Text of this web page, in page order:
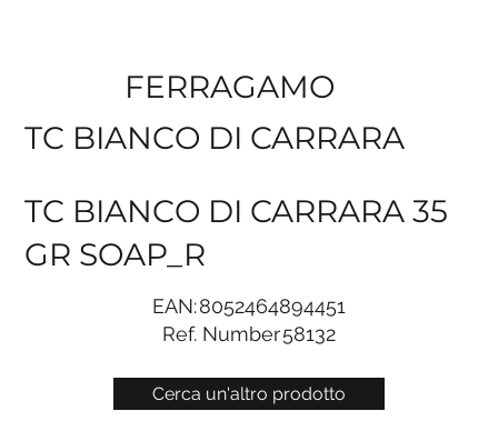
Cerca un'altro prodotto
FERRAGAMO
TC BIANCO DI CARRARA
TC BIANCO DI CARRARA 35
GR SOAP_R
EAN:8052464894451
Ref. Number58132